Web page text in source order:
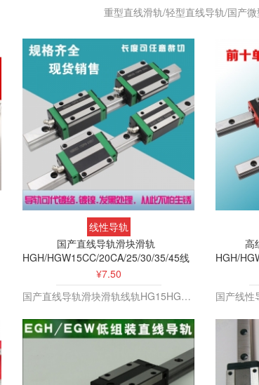
重型直线滑轨/轻型直线导轨/国产
线性导轨
国产直线导轨滑块滑轨
HGH/HGW15CC/20CA/25/30/35/45线
性导轨线轨
¥7.50
国产直线导轨滑块滑轨线轨HG15HG20HG25HG30 HG35 HG45
高
HGH/